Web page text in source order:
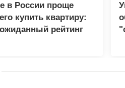
в России проще
купить квартиру:
рейтинг